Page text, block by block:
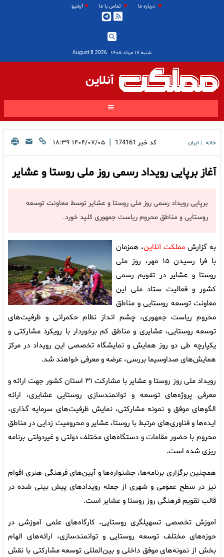
درباره ما تماس با ما آرشیو
شنبه ۱۷ مرداد ۱۴۰۵ |
2026 August 8
آنلاین
خانه ایران کد خبر 174161
| ۱۴۰۴/۰۷/۰۵ ۱۸:۳۹
آغاز برپایی رویداد رسمی روز ملی روستا و عشایر
برپایی رویداد رسمی روز ملی روستا و عشایر توسط معاونت توسعه
روستایی و مناطق محروم ریاست جمهوری کلید خورد.
به گزارش مملکت آنلاین، همزمان
با فرا رسیدن ۱۵ مهر، روز ملی
روستا و عشایر در تقویم رسمی
کشور و فعالیت ستاد ملی این
معاونت توسعه روستایی و مناطق
محروم ریاست جمهوری، چشم انداز نظام حکمرانی و ظرفیت‌های
توسعه روستایی، عشایری و مناطق کم برخوردار با رویکرد مشارکتی و
یکپارچه طی دو روز همایش و نمایشگاه تخصصی این رویداد در مرکز
همایش‌های صداوسیما بررسی، عرضه و معرفی خواهند شد.
رویداد ملی روز روستا و عشایر با مشارکت ۳۱ استان کشور جهت ارائه و
معرفی پروژه‌های توسعه و توانمندسازی روستایی عشایری، ارائه
الگوهای موفق و نمونه مشارکتی، نمایش ظرفیت‌های سرمایه گذاری،
ایده‌ها و فناوری‌های مرتبط با روستا، عشایر و محرومیت زدایی در مناطق
محروم با حضور مقامات و دستگاه‌های مختلف دولتی و غیردولتی برنامه
ریزی شده است.
همچنین برگزاری برنامه‌ها، جشنواره‌ها و آیین‌های فرهنگی هنری اقوام
نیز در سطح عمومی و شهری از جمله رویدادهای پیش بینی شده در
قالب تقویم فرهنگی روز روستا و عشایر است.
آموزش تخصصی تسهیلگری روستایی، کارگاه‌های علمی آموزشی در
حوزه‌های مختلف توسعه روستایی و توانمندسازی، ارائه‌های الهام
بخش از نمونه‌های موفق داخلی و بین‌المللی توسعه مشارکتی با نقش